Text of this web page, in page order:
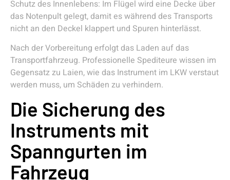
Schutz des Innenlebens: Im Flügel wird eine Decke über
das Notenpult gelegt, damit es während des Transports
nicht an den Deckel klappert und Spuren hinterlässt.
Nach der Vorbereitung erfolgt das Laden auf das
Transportfahrzeug. Professionelle Spediteure wissen im
Gegensatz zu Laien, wie das Instrument im LKW verstaut
werden muss, um Schäden zu verhindern.
Die Sicherung des
Instruments mit
Spanngurten im
Fahrzeug